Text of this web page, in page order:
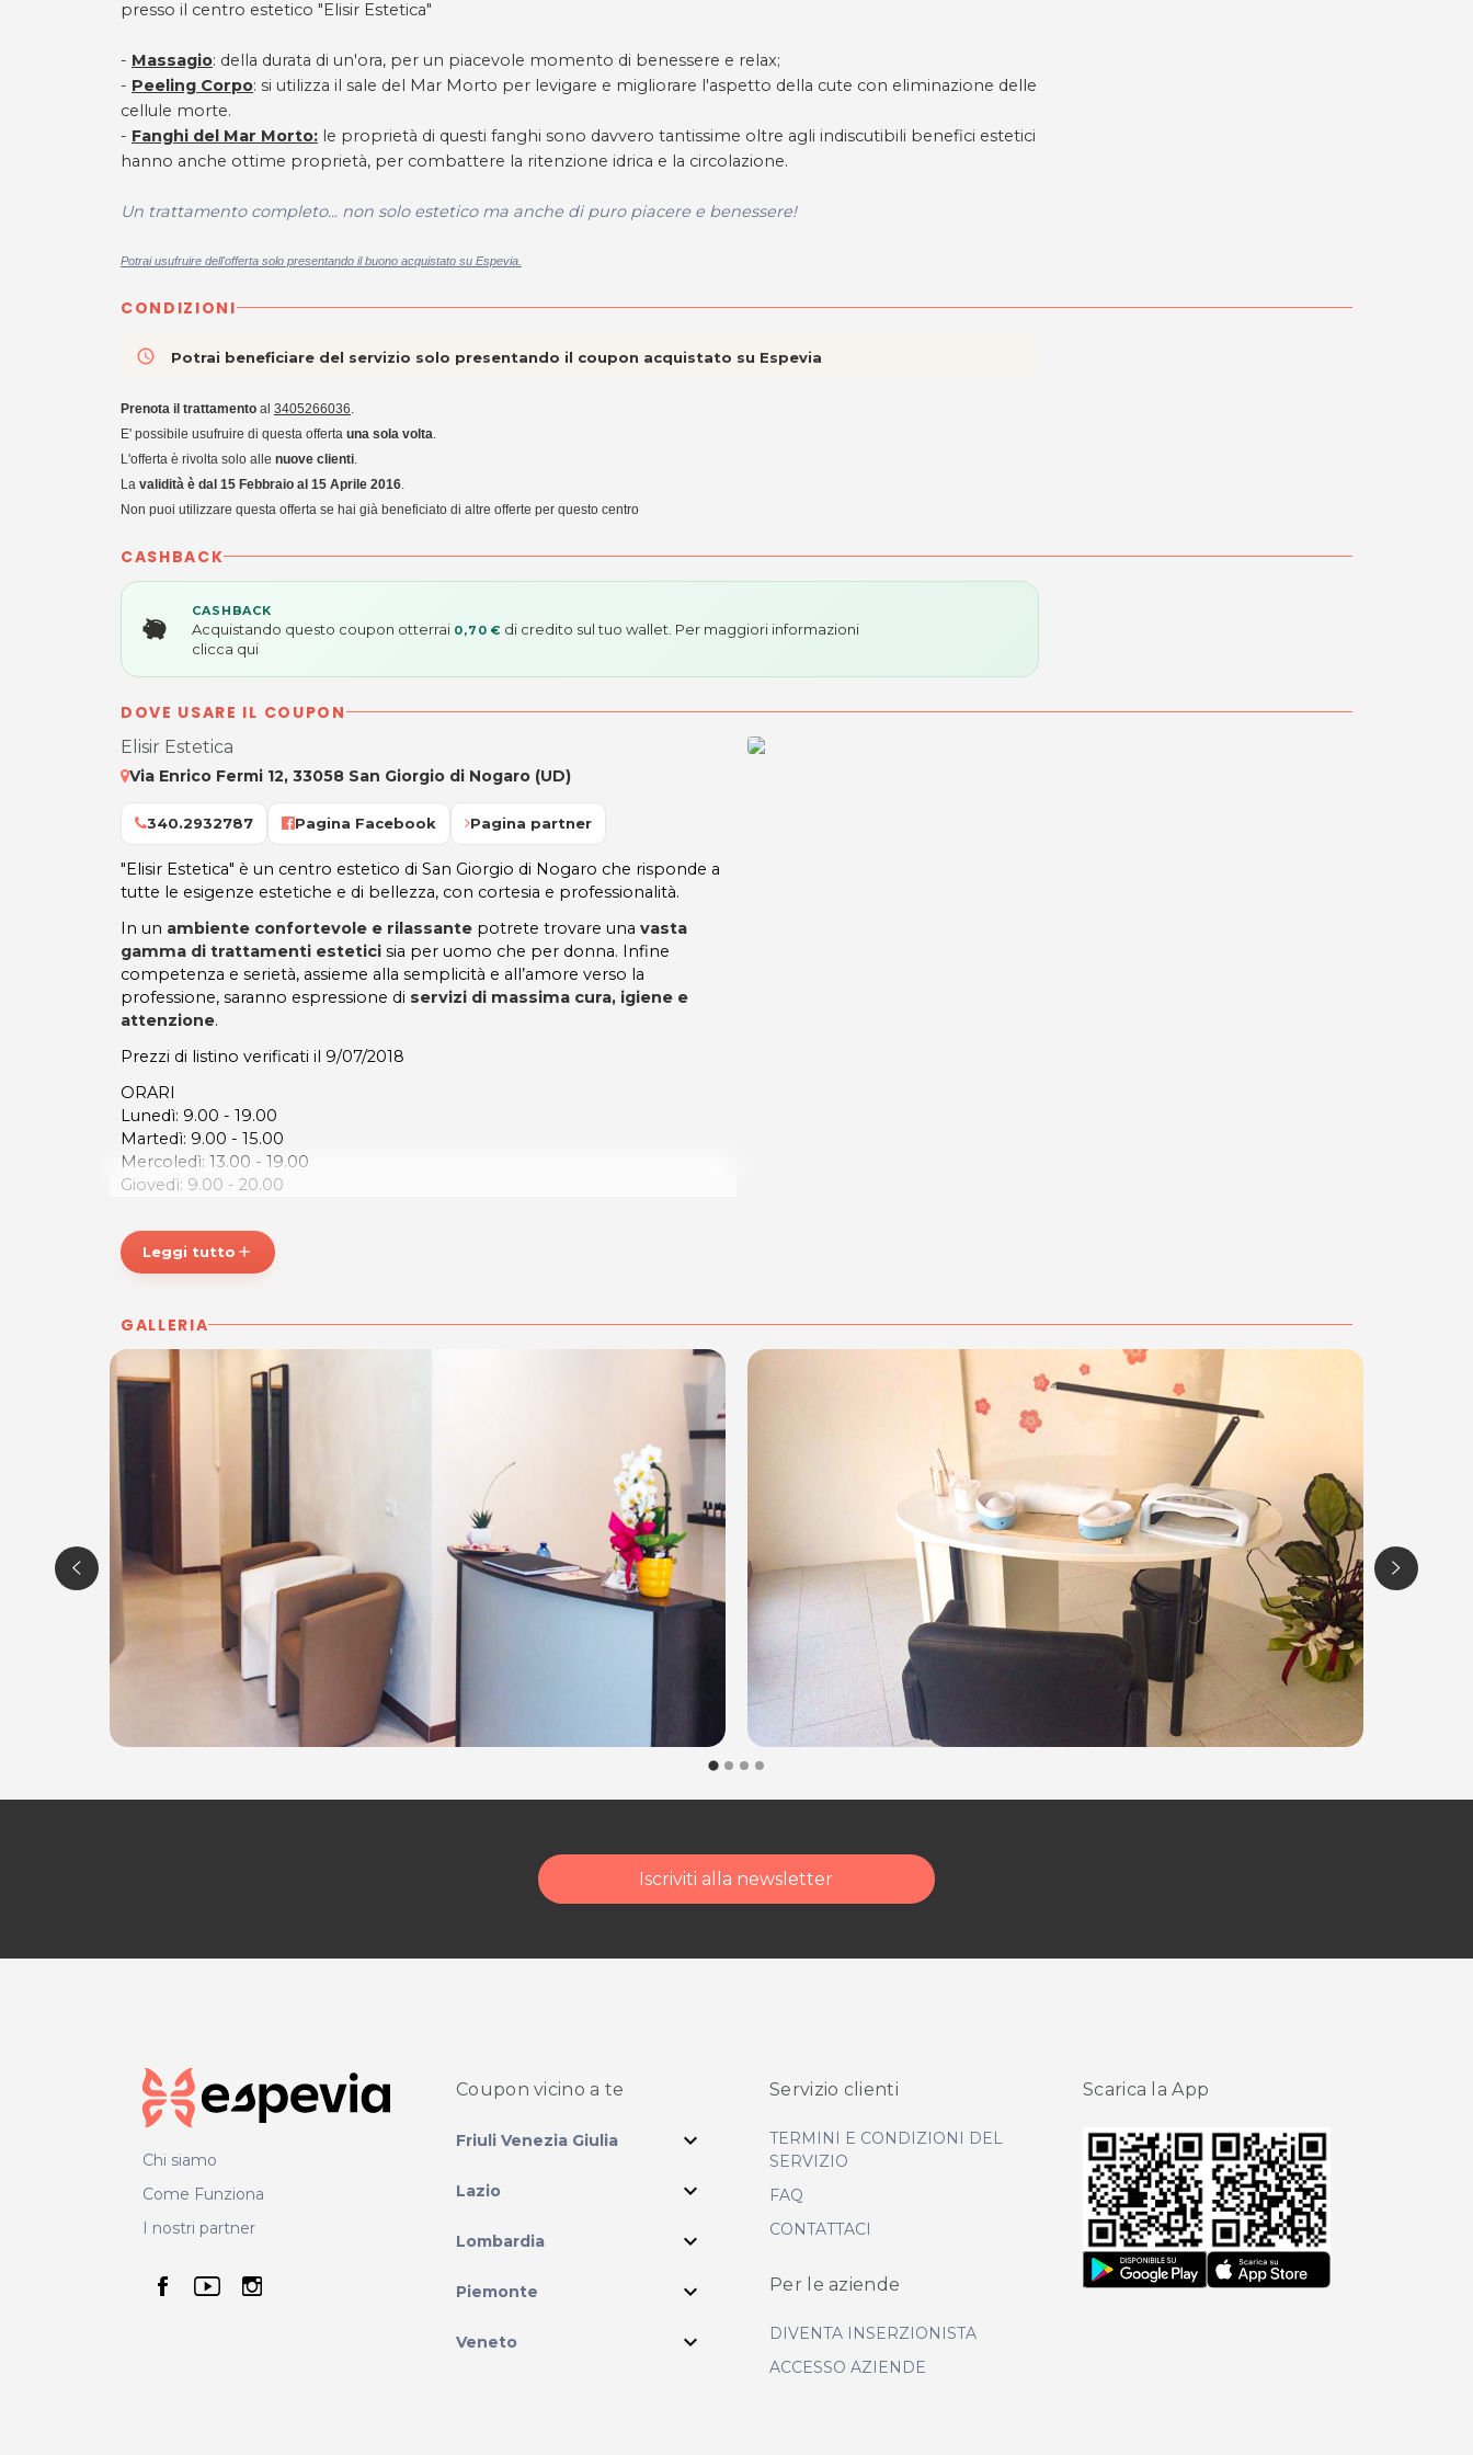
presso il centro estetico "Elisir Estetica"
- Massagio: della durata di un'ora, per un piacevole momento di benessere e relax;
- Peeling Corpo: si utilizza il sale del Mar Morto per levigare e migliorare l'aspetto della cute con eliminazione delle
cellule morte.
- Fanghi del Mar Morto: le proprietà di questi fanghi sono davvero tantissime oltre agli indiscutibili benefici estetici
hanno anche ottime proprietà, per combattere la ritenzione idrica e la circolazione.
Un trattamento completo... non solo estetico ma anche di puro piacere e benessere!
Potrai usufruire dell'offerta solo presentando il buono acquistato su Espevia.
CONDIZIONI
access_time Potrai beneficiare del servizio solo presentando il coupon acquistato su Espevia
Prenota il trattamento al 3405266036
E' possibile usufruire di questa offerta una sola volta
L'offerta è rivolta solo alle nuove clienti
La validità è dal 15 Febbraio al 15 Aprile 2016
Non puoi utilizzare questa offerta se hai già beneficiato di altre offerte per questo centro
CASHBACK
CASHBACK
Acquistando questo coupon otterrai 0,70 € di credito sul tuo wallet. Per maggiori informazioni
clicca qui
DOVE USARE IL COUPON
Elisir Estetica
Via Enrico Fermi 12, 33058 San Giorgio di Nogaro (UD)
340.2932787 Pagina Facebook Pagina partner
"Elisir Estetica" è un centro estetico di San Giorgio di Nogaro che risponde a
tutte le esigenze estetiche e di bellezza, con cortesia e professionalità.
In un ambiente confortevole e rilassante potrete trovare una vasta
gamma di trattamenti estetici sia per uomo che per donna. Infine
competenza e serietà, assieme alla semplicità e all’amore verso la
professione, saranno espressione di servizi di massima cura, igiene e
attenzione.
Prezzi di listino verificati il 9/07/2018
ORARI
Lunedì: 9.00 - 19.00
Martedì: 9.00 - 15.00
Mercoledì: 13.00 - 19.00
Giovedì: 9.00 - 20.00
ELISIR ESTETICA
Via Enrico Fermi, 12
Tel. 3401884588
P.IVA 02767950302
Per ulteriori informazioni sull'offerta o sulle modalità di acquisto scrivi
Leggi tutto add
GALLERIA
Iscriviti alla newsletter
Chi siamo
Come Funziona
I nostri partner
seguici su facebook
seguici su youtube
seguici su instagram
Coupon vicino a te
Friuli Venezia Giulia expand_more
Lazio expand_more
Lombardia expand_more
Piemonte expand_more
Veneto expand_more
Servizio clienti
TERMINI E CONDIZIONI DEL
SERVIZIO
FAQ
CONTATTACI
Per le aziende
DIVENTA INSERZIONISTA
ACCESSO AZIENDE
Scarica la App